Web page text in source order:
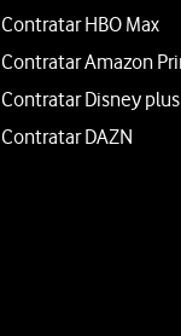
Contratar HBO Max
Contratar Amazon
Contratar Disney plus
Contratar DAZN